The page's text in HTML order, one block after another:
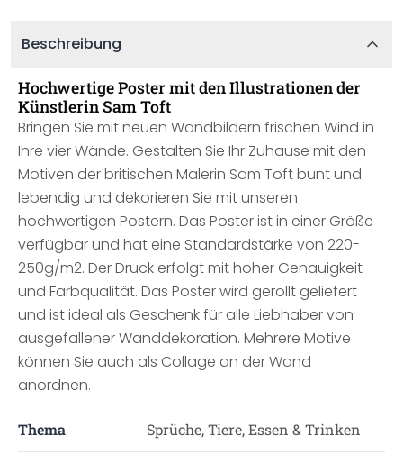
Beschreibung
Hochwertige Poster mit den Illustrationen der
Künstlerin Sam Toft
Bringen Sie mit neuen Wandbildern frischen Wind in
Ihre vier Wände. Gestalten Sie Ihr Zuhause mit den
Motiven der britischen Malerin Sam Toft bunt und
lebendig und dekorieren Sie mit unseren
hochwertigen Postern. Das Poster ist in einer Größe
verfügbar und hat eine Standardstärke von 220-
250g/m2. Der Druck erfolgt mit hoher Genauigkeit
und Farbqualität. Das Poster wird gerollt geliefert
und ist ideal als Geschenk für alle Liebhaber von
ausgefallener Wanddekoration. Mehrere Motive
können Sie auch als Collage an der Wand
anordnen.
Thema Sprüche, Tiere, Essen & Trinken